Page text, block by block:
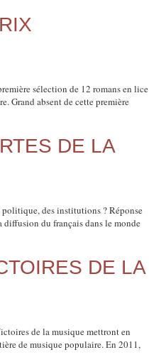
sélection de 12 romans en lice
Grand absent de cette première
DE LA
des institutions ? Réponse
diffusion du français dans le monde
DE LA
de la musique mettront en
de musique populaire. En 2011,